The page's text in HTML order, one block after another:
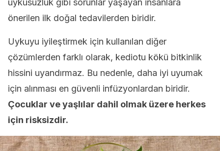
uykusuzluk gibi sorunlar yaşayan insanlara
önerilen ilk doğal tedavilerden biridir.
Uykuyu iyileştirmek için kullanılan diğer
çözümlerden farklı olarak, kediotu kökü bitkinlik
hissini uyandırmaz. Bu nedenle, daha iyi uyumak
için alınması en güvenli infüzyonlardan biridir.
Çocuklar ve yaşlılar dahil olmak üzere herkes
için risksizdir.